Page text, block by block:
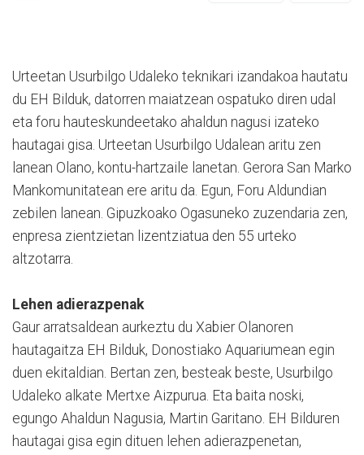
Urteetan Usurbilgo Udaleko teknikari izandakoa hautatu
du EH Bilduk, datorren maiatzean ospatuko diren udal
eta foru hauteskundeetako ahaldun nagusi izateko
hautagai gisa. Urteetan Usurbilgo Udalean aritu zen
lanean Olano, kontu-hartzaile lanetan. Gerora San Marko
Mankomunitatean ere aritu da. Egun, Foru Aldundian
zebilen lanean. Gipuzkoako Ogasuneko zuzendaria zen,
enpresa zientzietan lizentziatua den 55 urteko
altzotarra.
Lehen adierazpenak
Gaur arratsaldean aurkeztu du Xabier Olanoren
hautagaitza EH Bilduk, Donostiako Aquariumean egin
duen ekitaldian. Bertan zen, besteak beste, Usurbilgo
Udaleko alkate Mertxe Aizpurua. Eta baita noski,
egungo Ahaldun Nagusia, Martin Garitano. EH Bilduren
hautagai gisa egin dituen lehen adierazpenetan,